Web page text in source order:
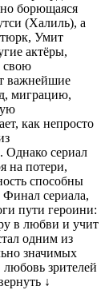
борющаяся
(Халиль), а
Умит
актёры,
свою
важнейшие
миграцию,
как непросто
Однако сериал
на потери,
способны
сериала,
пути героини:
в любви и учит
одним из
значимых
зрителей
↓